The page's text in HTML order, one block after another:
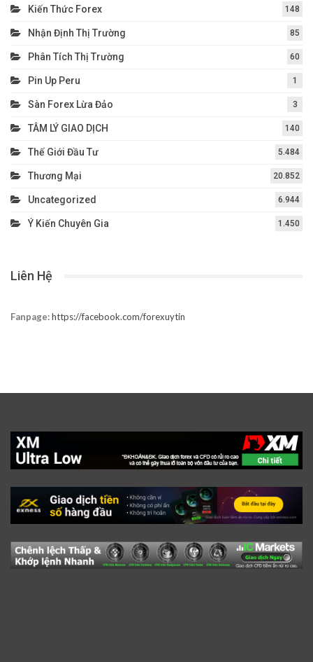
Kiến Thức Forex 148
Nhận Định Thị Trường 85
Phân Tích Thị Trường 60
Pin Up Peru 1
Sàn Forex Lừa Đảo 3
TÂM LÝ GIAO DỊCH 140
Thế Giới Đầu Tư 5.484
Thương Mại 20.852
Uncategorized 6.944
Ý Kiến Chuyên Gia 1.450
Liên Hệ
Fanpage:https://facebook.com/forexuytin